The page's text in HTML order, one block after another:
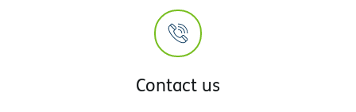
Contact us